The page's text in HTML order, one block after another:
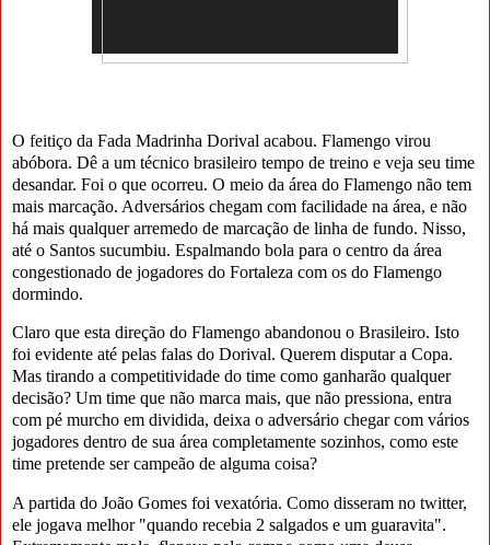
O feitiço da Fada Madrinha Dorival acabou. Flamengo virou
abóbora. Dê a um técnico brasileiro tempo de treino e veja seu time
desandar. Foi o que ocorreu. O meio da área do Flamengo não tem
mais marcação. Adversários chegam com facilidade na área, e não
há mais qualquer arremedo de marcação de linha de fundo. Nisso,
até o Santos sucumbiu. Espalmando bola para o centro da área
congestionado de jogadores do Fortaleza com os do Flamengo
dormindo.
Claro que esta direção do Flamengo abandonou o Brasileiro. Isto
foi evidente até pelas falas do Dorival. Querem disputar a Copa.
Mas tirando a competitividade do time como ganharão qualquer
decisão? Um time que não marca mais, que não pressiona, entra
com pé murcho em dividida, deixa o adversário chegar com vários
jogadores dentro de sua área completamente sozinhos, como este
time pretende ser campeão de alguma coisa?
A partida do João Gomes foi vexatória. Como disseram no twitter,
ele jogava melhor "quando recebia 2 salgados e um guaravita".